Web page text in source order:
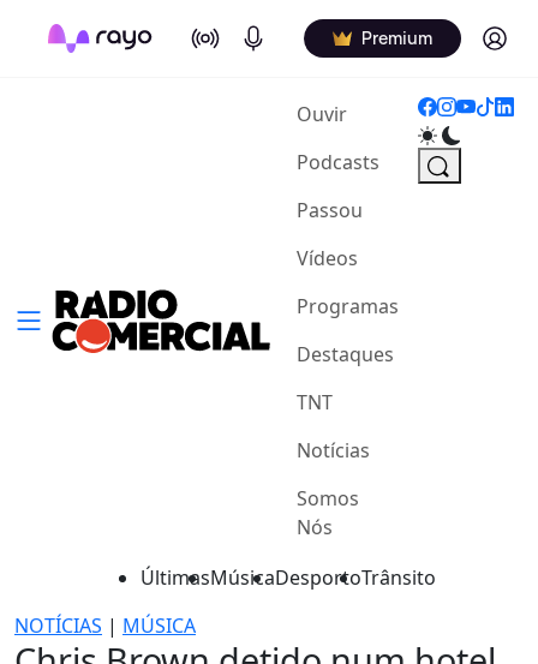
On Air Podcasts Premium Log in
Ouvir(current)
Podcasts
Passou
Vídeos
Programas
Destaques
TNT
Notícias
Somos
Nós
ÚltimasMúsicaDesportoTrânsito
NOTÍCIAS | MÚSICA